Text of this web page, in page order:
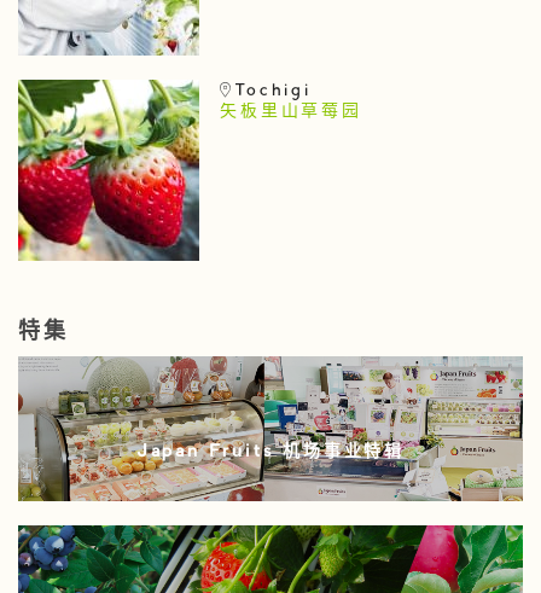
Tochigi
矢板里山草莓园
特集
Japan Fruits 机场事业特辑